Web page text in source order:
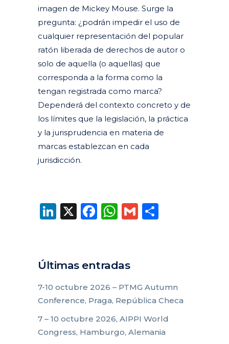
imagen de Mickey Mouse. Surge la
pregunta: ¿podrán impedir el uso de
cualquier representación del popular
ratón liberada de derechos de autor o
solo de aquella (o aquellas) que
corresponda a la forma como la
tengan registrada como marca?
Dependerá del contexto concreto y de
los límites que la legislación, la práctica
y la jurisprudencia en materia de
marcas establezcan en cada
jurisdicción.
LinkedIn
X Facebook
WhatsApp
Gmail
Últimas entradas
7-10 octubre 2026 – PTMG Autumn
Conference, Praga, República Checa
7 – 10 octubre 2026, AIPPI World
Congress, Hamburgo, Alemania